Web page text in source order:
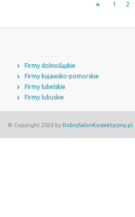
« 1 2
Firmy dolnośląskie
Firmy kujawsko-pomorskie
Firmy lubelskie
Firmy lubuskie
© Copyright 2026 by DobrySalonKosmetyczny.pl